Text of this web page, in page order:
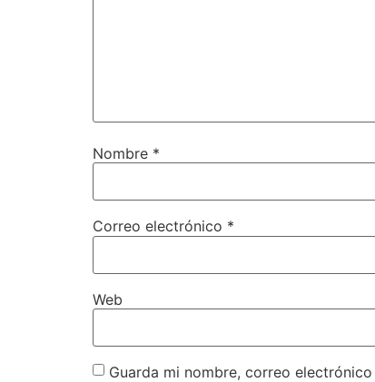
Nombre *
Correo electrónico *
Web
Guarda mi nombre, correo